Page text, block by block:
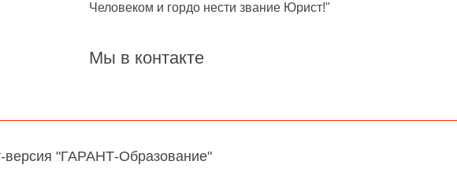
Человеком и гордо нести звание Юрист!"
Мы в контакте
версия "ГАРАНТ-Образование"